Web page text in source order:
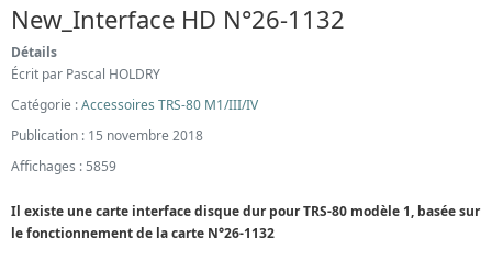
New_Interface HD N°26-1132
Détails
Écrit par Pascal HOLDRY
Catégorie :Accessoires TRS-80 M1/III/IV
Publication : 15 novembre 2018
Affichages : 5859
Il existe une carte interface disque dur pour TRS-80 modèle 1, basée sur
le fonctionnement de la carte N°26-1132